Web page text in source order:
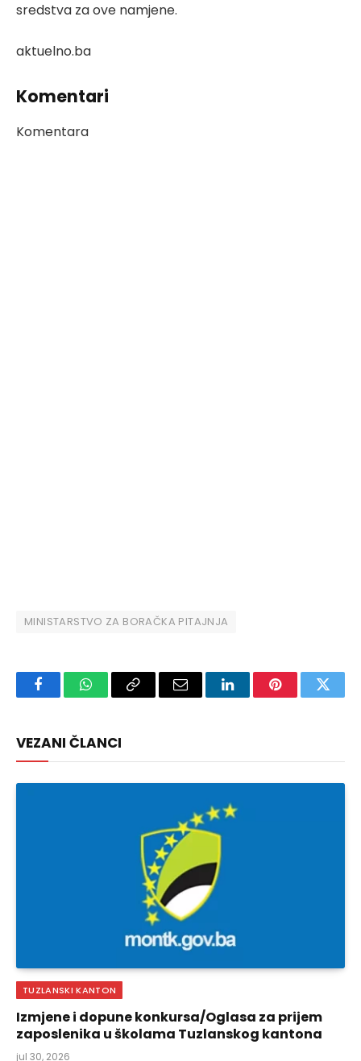
sredstva za ove namjene.
aktuelno.ba
Komentari
Komentara
MINISTARSTVO ZA BORAČKA PITAJNJA
FacebookWhatsAppCopy
Email LinkedInPinterest
VEZANI ČLANCI
TUZLANSKI KANTON
Izmjene i dopune konkursa/Oglasa za prijem
zaposlenika u školama Tuzlanskog kantona
jul 30, 2026